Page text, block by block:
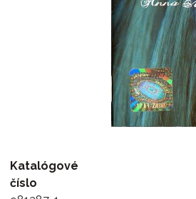
Katalógové
číslo